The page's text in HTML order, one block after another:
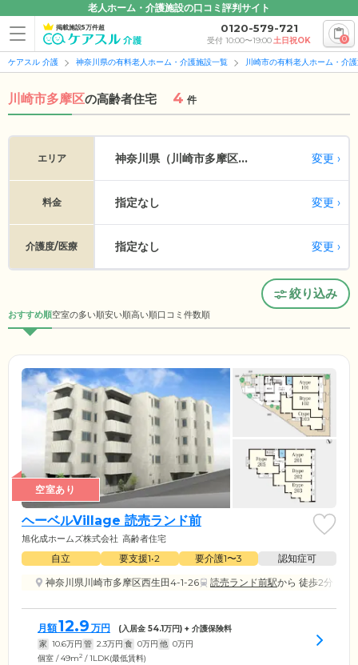
老人ホーム・介護施設の口コミ評判サイト
掲載施設5万件超 0120-579-721
受付 10:00〜19:00土日祝OK 0
ケアスル 介護 神奈川県の有料老人ホーム・介護施設一覧 川崎市の有料老人ホーム・介
川崎市多摩区の高齢者住宅 4 件
エリア 神奈川県（川崎市多摩区... 変更
料金 指定なし 変更
介護度/医療 指定なし 変更
絞り込み
おすすめ順空室の多い順安い順高い順口コミ件数順
空室あり
ヘーベルVillage 読売ランド前
旭化成ホームズ株式会社 高齢者住宅
自立 要支援1•2 要介護1〜3
認知症可
神奈川県川崎市多摩区西生田4-1-26
読売ランド前駅から 徒歩2分
月額12.9 万円 (入居金 54.1万円) + 介護保険料
家 10.6万円 管 2.3万円 食 0万円 他 0万円
個室 / 49m2 / 1LDK(最低賃料)